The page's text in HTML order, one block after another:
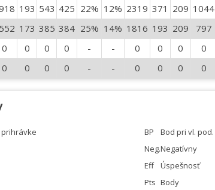
193 543 425 22% 12% 2319 371 209 1044
173 385 384 25% 14% 1816 193 209 797
0 0 0 0 - - 0 0 0 0
0 0 0 0 - - 0 0 0 0
BP
Bod pri vl. pod.
Neg.Negatívny
Eff
Úspešnosť
Pts Body